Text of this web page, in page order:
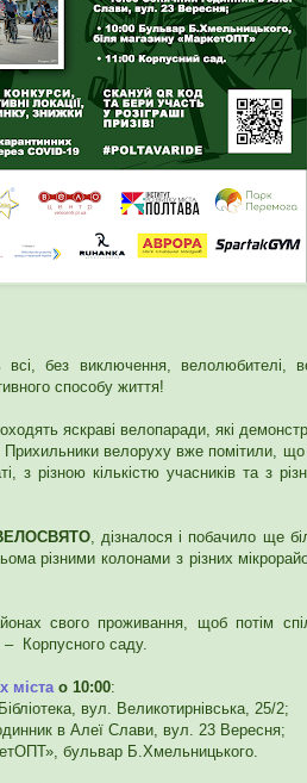
без виключення, велолюбителі,
способу життя!
яскраві велопаради, які
Прихильники велоруху вже помітили,
з різною кількістю учасників та з
, дізналося і побачило ще
різними колонами з різних
свого проживання, щоб потім
Корпусного саду.
міста o 10:00:
вул. Великотирнівська, 25/2;
в Алеї Слави, вул. 23 Вересня;
бульвар Б.Хмельницького.